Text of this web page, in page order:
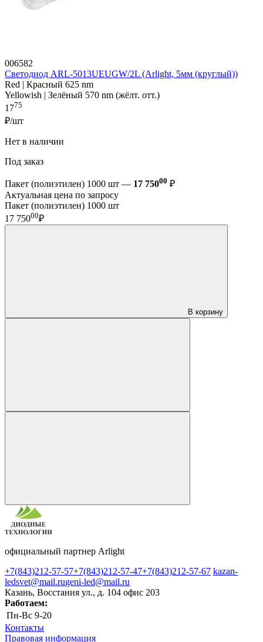
006582
Светодиод ARL-5013UEUGW/2L (Arlight, 5мм (круглый))
Red | Красный 625 nm
Yellowish | Зелёный 570 nm (жёлт. отт.)
1775
₽/шт
Нет в наличии
Под заказ
Пакет (полиэтилен) 1000 шт — 17 75000 ₽
Актуальная цена по запросу
Пакет (полиэтилен) 1000 шт
17 75000₽
В корзину
официальный партнер Arlight
+7(843)212-57-57+7(843)212-57-47+7(843)212-57-67 kazan-
ledsvet@mail.rugeni-led@mail.ru
Казань, Восстания ул., д. 104 офис 203
Работаем:
Пн-Вс 9-20
Контакты
Правовая информация